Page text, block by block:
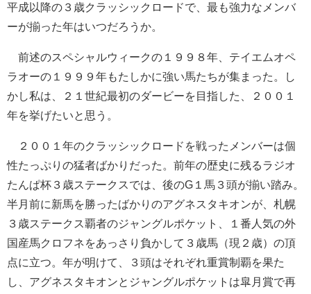
平成以降の３歳クラッシックロードで、最も強力なメンバ
ーが揃った年はいつだろうか。
前述のスペシャルウィークの１９９８年、テイエムオペ
ラオーの１９９９年もたしかに強い馬たちが集まった。し
かし私は、２１世紀最初のダービーを目指した、２００１
年を挙げたいと思う。
２００１年のクラッシックロードを戦ったメンバーは個
性たっぷりの猛者ばかりだった。前年の歴史に残るラジオ
たんぱ杯３歳ステークスでは、後のG１馬３頭が揃い踏み。
半月前に新馬を勝ったばかりのアグネスタキオンが、札幌
３歳ステークス覇者のジャングルポケット、１番人気の外
国産馬クロフネをあっさり負かして３歳馬（現２歳）の頂
点に立つ。年が明けて、３頭はそれぞれ重賞制覇を果た
し、アグネスタキオンとジャングルポケットは皐月賞で再